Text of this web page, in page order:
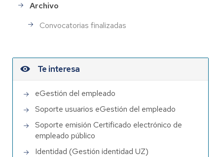
Archivo
Convocatorias finalizadas
Te interesa
eGestión del empleado
Soporte usuarios eGestión del empleado
Soporte emisión Certificado electrónico de
empleado público
Identidad (Gestión identidad UZ)